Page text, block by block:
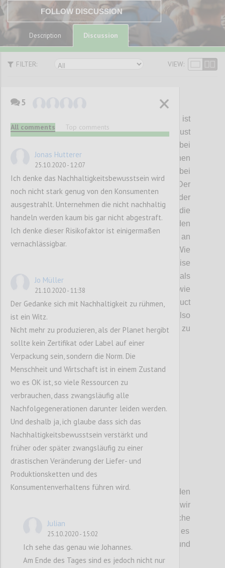
FOLLOW DISCUSSION
Description Discussion
FILTER: VIEW:
Kostenoptimierung ist
spätestens seit dem Bekanntwerden der Just
bei
Toyota in den 70 Jahren des vergangenen
wichtigsten Treiber bei
der Entwicklung von Lieferketten. Der
Preisdruckzum einen und die Reduktion der
haben die
Produktion aller Produkte rund um den
Globus verteilt und so ein fragiles Netz an
Liefer- und Produktionsketten geschaffen.
Wie
auch diskutiert wurde, hat uns die Krise
gezeigt, dass eine
Kette niemals
krisenfest sein kann
(daher auch Ansätze wie
dieCircularEconomy oder Product
Lifecycles
Welche Faktoren sind hier also
auschlaggebend, umdie Entwicklunghin zu
resilienterenSystemen zu lenken?
P2
Kritische Unsicherheiten:
Bei den
haben wir
wirtschaftliche
Systemtransformation
Hier ging es
vor allem darum, in welcher
iefe und
Richtung sich diese auswirken wird
5
All comments Top comments
Jonas Hutterer
25.10.2020 - 12:07
Ich denke das Nachhaltigkeitsbewusstsein wird
noch nicht stark genug von den Konsumenten
ausgestrahlt. Unternehmen die nicht nachhaltig
handeln werden kaum bis gar nicht abgestraft.
Ich denke dieser Risikofaktor ist einigermaßen
vernachlässigbar.
Jo Müller
21.10.2020 - 11:38
Der Gedanke sich mit Nachhaltigkeit zu rühmen,
ist ein Witz.
Nicht mehr zu produzieren, als der Planet hergibt
sollte kein Zertifikat oder Label auf einer
Verpackung sein, sondern die Norm. Die
Menschheit und Wirtschaft ist in einem Zustand
wo es OK ist, so viele Ressourcen zu
verbrauchen, dass zwangsläufig alle
Nachfolgegenerationen darunter leiden werden.
Und deshalb ja, ich glaube dass sich das
Nachhaltigkeitsbewusstsein verstärkt und
früher oder später zwangsläufig zu einer
drastischen Veränderung der Liefer- und
Produktionsketten und des
Konsumentenverhaltens führen wird.
Julian
25.10.2020 - 15:02
Ich sehe das genau wie Johannes.
Am Ende des Tages sind es jedoch nicht nur